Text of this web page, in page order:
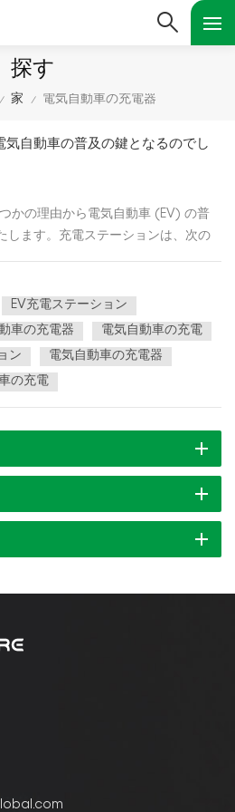
探す
/ 家 / 電気自動車の充電器
気自動車の普及の鍵となるのでし
かの理由から電気自動車 (EV) の普
します。充電ステーションは、次の
の軽減: 充電ステーションは、走行中
ことへの恐怖である航続距離不安...
EV充電ステーション
車の充電器
電気自動車の充電
ン
電気自動車の充電器
の充電